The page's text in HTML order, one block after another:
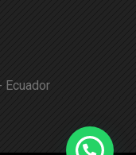
Ecuador